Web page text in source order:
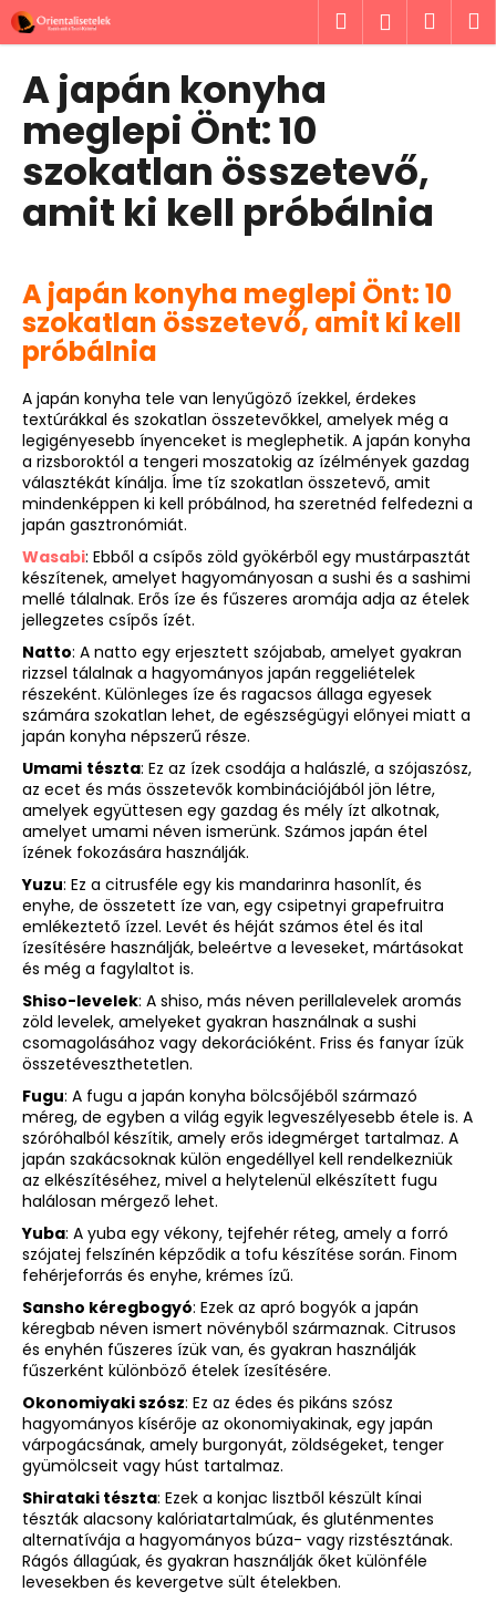
Ugrás
fő
tartalomhoz
Keresés
A japán konyha
meglepi Önt: 10
szokatlan összetevő,
amit ki kell próbálnia
A japán konyha meglepi Önt: 10
szokatlan összetevő, amit ki kell
próbálnia
A japán konyha tele van lenyűgöző ízekkel, érdekes
textúrákkal és szokatlan összetevőkkel, amelyek még a
legigényesebb ínyenceket is meglephetik. A japán konyha
a rizsboroktól a tengeri moszatokig az ízélmények gazdag
választékát kínálja. Íme tíz szokatlan összetevő, amit
mindenképpen ki kell próbálnod, ha szeretnéd felfedezni a
japán gasztronómiát.
Wasabi: Ebből a csípős zöld gyökérből egy mustárpasztát
készítenek, amelyet hagyományosan a sushi és a sashimi
mellé tálalnak. Erős íze és fűszeres aromája adja az ételek
jellegzetes csípős ízét.
Natto: A natto egy erjesztett szójabab, amelyet gyakran
rizzsel tálalnak a hagyományos japán reggeliételek
részeként. Különleges íze és ragacsos állaga egyesek
számára szokatlan lehet, de egészségügyi előnyei miatt a
japán konyha népszerű része.
Umami tészta: Ez az ízek csodája a halászlé, a szójaszósz,
az ecet és más összetevők kombinációjából jön létre,
amelyek együttesen egy gazdag és mély ízt alkotnak,
amelyet umami néven ismerünk. Számos japán étel
ízének fokozására használják.
Yuzu: Ez a citrusféle egy kis mandarinra hasonlít, és
enyhe, de összetett íze van, egy csipetnyi grapefruitra
emlékeztető ízzel. Levét és héját számos étel és ital
ízesítésére használják, beleértve a leveseket, mártásokat
és még a fagylaltot is.
Shiso-levelek: A shiso, más néven perillalevelek aromás
zöld levelek, amelyeket gyakran használnak a sushi
csomagolásához vagy dekorációként. Friss és fanyar ízük
összetéveszthetetlen.
Fugu: A fugu a japán konyha bölcsőjéből származó
méreg, de egyben a világ egyik legveszélyesebb étele is. A
szóróhalból készítik, amely erős idegmérget tartalmaz. A
japán szakácsoknak külön engedéllyel kell rendelkezniük
az elkészítéséhez, mivel a helytelenül elkészített fugu
halálosan mérgező lehet.
Yuba: A yuba egy vékony, tejfehér réteg, amely a forró
szójatej felszínén képződik a tofu készítése során. Finom
fehérjeforrás és enyhe, krémes ízű.
Sansho kéregbogyó: Ezek az apró bogyók a japán
kéregbab néven ismert növényből származnak. Citrusos
és enyhén fűszeres ízük van, és gyakran használják
fűszerként különböző ételek ízesítésére.
Okonomiyaki szósz: Ez az édes és pikáns szósz
hagyományos kísérője az okonomiyakinak, egy japán
várpogácsának, amely burgonyát, zöldségeket, tenger
gyümölcseit vagy húst tartalmaz.
Shirataki tészta: Ezek a konjac lisztből készült kínai
tészták alacsony kalóriatartalmúak, és gluténmentes
alternatívája a hagyományos búza- vagy rizstésztának.
Rágós állagúak, és gyakran használják őket különféle
levesekben és kevergetve sült ételekben.
K
o
M
i
t
k
e
e
s
?
KERESÉS